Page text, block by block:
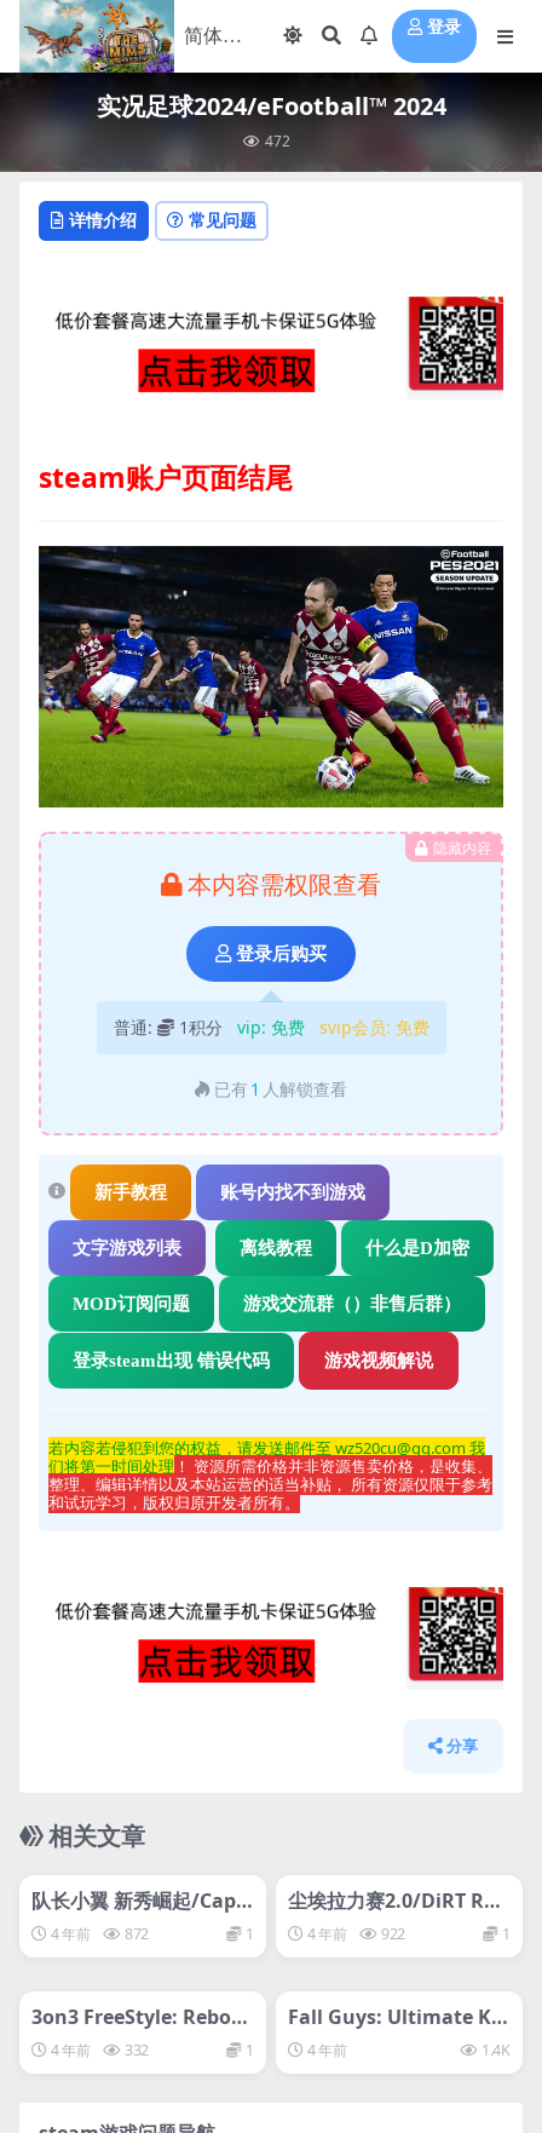
登录
实况足球2024/eFootball™ 2024
472
详情介绍 常见问题
steam账户页面结尾
隐藏内容
本内容需权限查看
登录后购买
普通: 1积分 vip: 免费 svip会员: 免费
已有 1 人解锁查看
新手教程 账号内找不到游戏
文字游戏列表 离线教程 什么是D加密
MOD订阅问题 游戏交流群（）非售后群）
登录steam出现 错误代码 游戏视频解说
若内容若侵犯到您的权益，请发送邮件至 wz520cu@qq.com 我
们将第一时间处理 ！ 资源所需价格并非资源售卖价格，是收集、
整理、编辑详情以及本站运营的适当补贴， 所有资源仅限于参考
和试玩学习，版权归原开发者所有。
分享
相关文章
svip专属
队长小翼 新秀崛起/Capt
ain Tsubasa: Rise of Ne
w Champions足球小将
4 年前 872 1
svip专属
尘埃拉力赛2.0/DiRT Rall
y 2.0
4 年前 922 1
svip专属
3on3 FreeStyle: Rebou
nd3对3街头篮球
4 年前 332 1
svip专属
Fall Guys: Ultimate Kn
ockout糖豆人：终极淘汰
赛
4 年前 1.4K